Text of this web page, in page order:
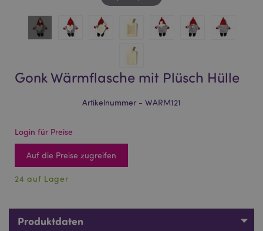
Gonk Wärmflasche mit Plüsch Hülle
Artikelnummer - WARM121
Login für Preise
Auf die Preise zugreifen
24 auf Lager
Produktdaten